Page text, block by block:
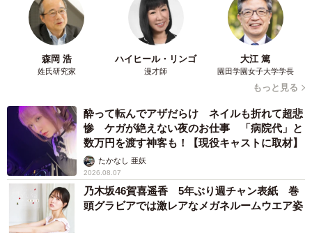
森岡 浩
姓氏研究家
ハイヒール・リンゴ
漫才師
大江 篤
園田学園女子大学学長
もっと見る
酔って転んでアザだらけ ネイルも折れて超悲
惨 ケガが絶えない夜のお仕事 「病院代」と
数万円を渡す神客も！【現役キャストに取材】
たかなし 亜妖
2026.08.07
乃木坂46賀喜遥香 5年ぶり週チャン表紙 巻
頭グラビアでは激レアなメガネルームウエア姿